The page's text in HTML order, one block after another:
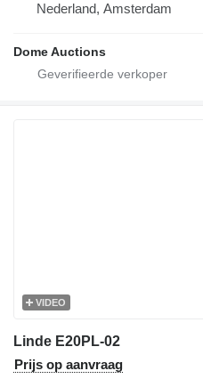
Nederland, Amsterdam
Dome Auctions
VIDEO
Linde E20PL-02
Prijs op aanvraag